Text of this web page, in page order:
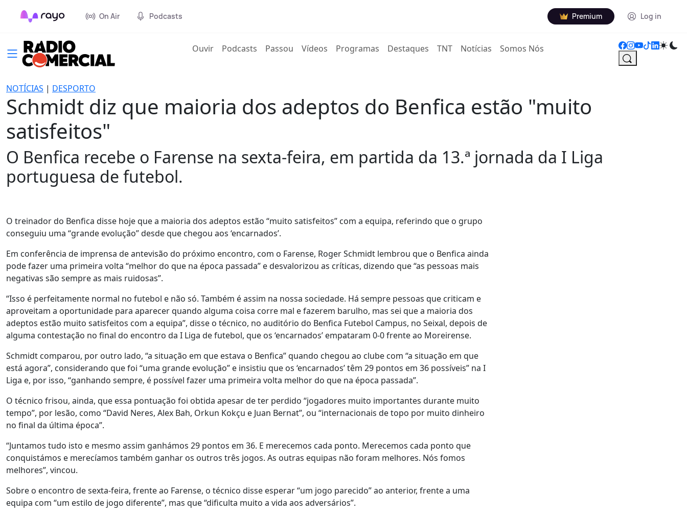
On Air Podcasts Premium Log in
Ouvir(current)
Podcasts Passou Vídeos Programas Destaques TNT Notícias Somos Nós
NOTÍCIAS | DESPORTO
Schmidt diz que maioria dos adeptos do Benfica estão "muito
satisfeitos"
O Benfica recebe o Farense na sexta-feira, em partida da 13.ª jornada da I Liga
portuguesa de futebol.
O treinador do Benfica disse hoje que a maioria dos adeptos estão “muito satisfeitos” com a equipa, referindo que o grupo
conseguiu uma “grande evolução” desde que chegou aos ‘encarnados’.
Em conferência de imprensa de antevisão do próximo encontro, com o Farense, Roger Schmidt lembrou que o Benfica ainda
pode fazer uma primeira volta “melhor do que na época passada” e desvalorizou as críticas, dizendo que “as pessoas mais
negativas são sempre as mais ruidosas”.
“Isso é perfeitamente normal no futebol e não só. Também é assim na nossa sociedade. Há sempre pessoas que criticam e
aproveitam a oportunidade para aparecer quando alguma coisa corre mal e fazerem barulho, mas sei que a maioria dos
adeptos estão muito satisfeitos com a equipa”, disse o técnico, no auditório do Benfica Futebol Campus, no Seixal, depois de
alguma contestação no final do encontro da I Liga de futebol, que os ‘encarnados’ empataram 0-0 frente ao Moreirense.
Schmidt comparou, por outro lado, “a situação em que estava o Benfica” quando chegou ao clube com “a situação em que
está agora”, considerando que foi “uma grande evolução” e insistiu que os ‘encarnados’ têm 29 pontos em 36 possíveis” na I
Liga e, por isso, “ganhando sempre, é possível fazer uma primeira volta melhor do que na época passada”.
O técnico frisou, ainda, que essa pontuação foi obtida apesar de ter perdido “jogadores muito importantes durante muito
tempo”, por lesão, como “David Neres, Alex Bah, Orkun Kokçu e Juan Bernat”, ou “internacionais de topo por muito dinheiro
no final da última época”.
“Juntamos tudo isto e mesmo assim ganhámos 29 pontos em 36. E merecemos cada ponto. Merecemos cada ponto que
conquistámos e merecíamos também ganhar os outros três jogos. As outras equipas não foram melhores. Nós fomos
melhores”, vincou.
Sobre o encontro de sexta-feira, frente ao Farense, o técnico disse esperar “um jogo parecido” ao anterior, frente a uma
equipa com “um estilo de jogo diferente”, mas que “dificulta muito a vida aos adversários”.